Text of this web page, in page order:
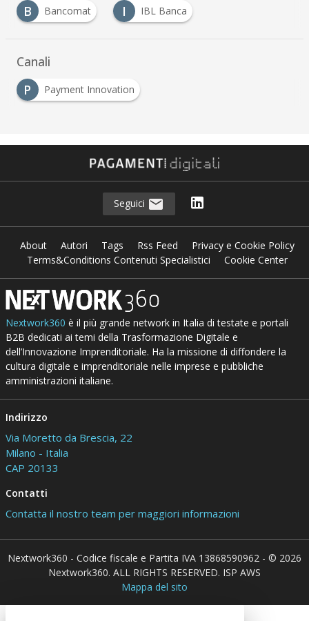
B
Bancomat I IBL Banca
Canali
P
Payment Innovation
Seguici
About Autori Tags Rss Feed
Privacy e Cookie Policy
Terms&Conditions Contenuti Specialistici
Cookie Center
Nextwork360 è il più grande network in Italia di testate e portali
B2B dedicati ai temi della Trasformazione Digitale e
dell’Innovazione Imprenditoriale. Ha la missione di diffondere la
cultura digitale e imprenditoriale nelle imprese e pubbliche
amministrazioni italiane.
Indirizzo
Via Moretto da Brescia, 22
Milano - Italia
CAP 20133
Contatti
Contatta il nostro team per maggiori informazioni
Nextwork360 - Codice fiscale e Partita IVA 13868590962 - © 2026
Nextwork360. ALL RIGHTS RESERVED. ISP AWS
Mappa del sito